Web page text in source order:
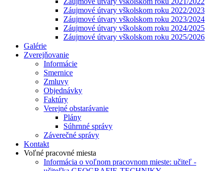
Záujmové útvary vškolskom roku 2022/2023
Záujmové útvary vškolskom roku 2023/2024
Záujmové útvary vškolskom roku 2024/2025
Záujmové útvary vškolskom roku 2025/2026
Galérie
Zverejňovanie
Informácie
Smernice
Zmluvy
Objednávky
Faktúry
Verejné obstarávanie
Plány
Súhrnné správy
Záverečné správy
Kontakt
Voľné pracovné miesta
Informácia o voľnom pracovnom mieste: učiteľ -